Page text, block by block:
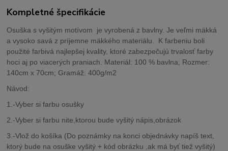
Kompletné špecifikácie
Osuška s vyšitým motívom je vyrobená z bavlny. Je veľmi mäkká
a vysoko savá z príjemne mäkkého materiálu. K farbeniu boli
použité farbivá najlepšej kvality, ktoré zabezpečujú trvalosť farby
hoci aj po viacerých praniach. Materiál: 100 % bavlna; Rozmer:
140cm x 70cm; Gramáž: 400g/m2
Návod:
1.-Vyber si farbu osušky
2.-Vyber si farbu nite,ktorou bude vyšitý nápis,obrázok
3.-Vlož do košíka (Do poznámky na konci objednávky napíš text,
ktorý bude na osuške vyšitý + kód obrázku ,ak má byť tiež vyšitý)